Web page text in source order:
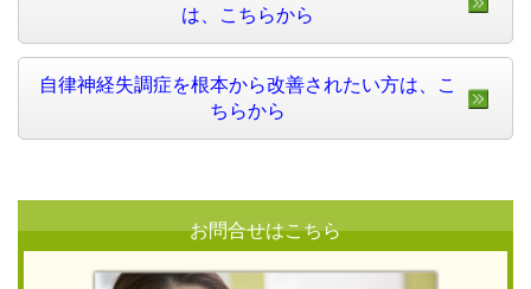
は、こちらから
自律神経失調症を根本から改善されたい方は、こ
ちらから
お問合せはこちら